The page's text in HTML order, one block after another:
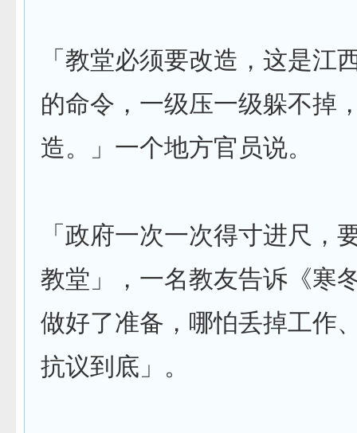
「教堂必须要改造，这是江
的命令，一级压一级躲不掉
造。」一个地方官员说。
「政府一次一次得寸进尺，
教堂」，一名教友告诉《寒
做好了准备，哪怕丢掉工作
抗议到底」。